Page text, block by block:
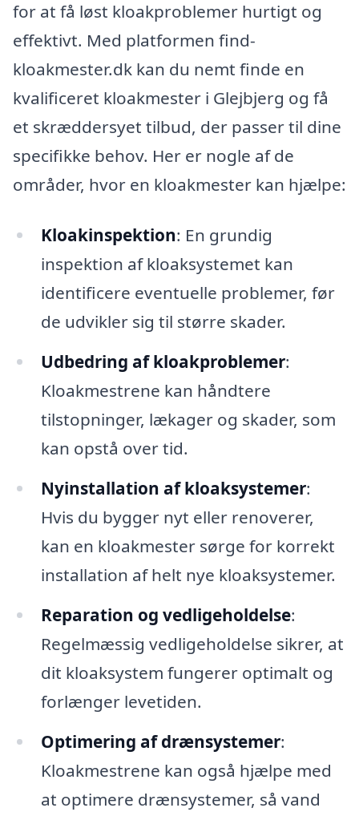
for at få løst kloakproblemer hurtigt og
effektivt. Med platformen find-
kloakmester.dk kan du nemt finde en
kvalificeret kloakmester i Glejbjerg og få
et skræddersyet tilbud, der passer til dine
specifikke behov. Her er nogle af de
områder, hvor en kloakmester kan hjælpe:
Kloakinspektion: En grundig
inspektion af kloaksystemet kan
identificere eventuelle problemer, før
de udvikler sig til større skader.
Udbedring af kloakproblemer:
Kloakmestrene kan håndtere
tilstopninger, lækager og skader, som
kan opstå over tid.
Nyinstallation af kloaksystemer:
Hvis du bygger nyt eller renoverer,
kan en kloakmester sørge for korrekt
installation af helt nye kloaksystemer.
Reparation og vedligeholdelse:
Regelmæssig vedligeholdelse sikrer, at
dit kloaksystem fungerer optimalt og
forlænger levetiden.
Optimering af drænsystemer:
Kloakmestrene kan også hjælpe med
at optimere drænsystemer, så vand